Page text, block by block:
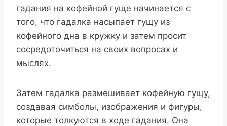
гадания на кофейной гуще начинается с
того, что гадалка насыпает гущу из
кофейного дна в кружку и затем просит
сосредоточиться на своих вопросах и
мыслях.
Затем гадалка размешивает кофейную гущу,
создавая симболы, изображения и фигуры,
которые толкуются в ходе гадания. Она